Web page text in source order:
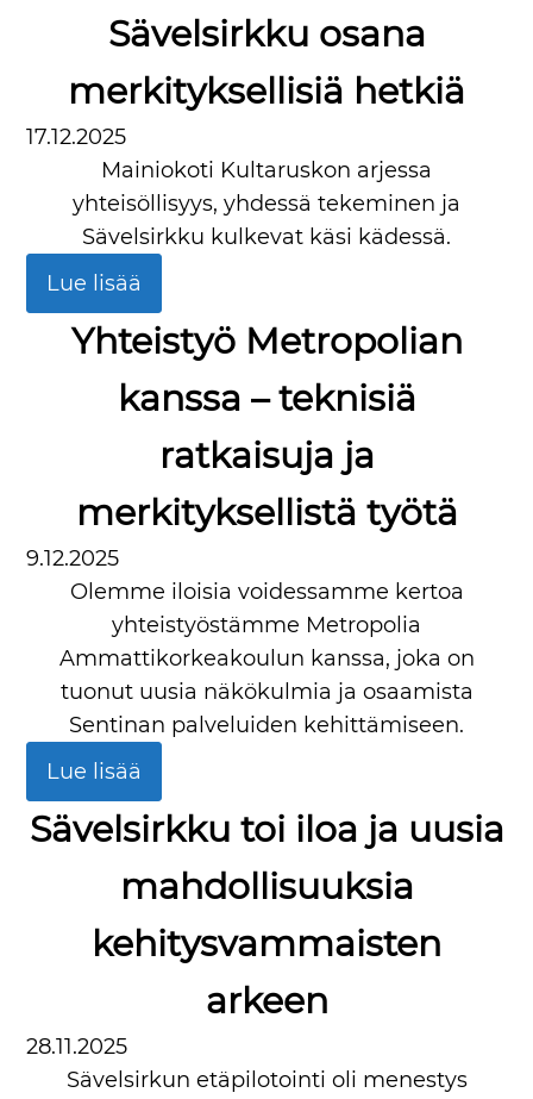
Sävelsirkku osana
merkityksellisiä hetkiä
17.12.2025
Mainiokoti Kultaruskon arjessa
yhteisöllisyys, yhdessä tekeminen ja
Sävelsirkku kulkevat käsi kädessä.
Lue lisää
Yhteistyö Metropolian
kanssa – teknisiä
ratkaisuja ja
merkityksellistä työtä
9.12.2025
Olemme iloisia voidessamme kertoa
yhteistyöstämme Metropolia
Ammattikorkeakoulun kanssa, joka on
tuonut uusia näkökulmia ja osaamista
Sentinan palveluiden kehittämiseen.
Lue lisää
Sävelsirkku toi iloa ja uusia
mahdollisuuksia
kehitysvammaisten
arkeen
28.11.2025
Sävelsirkun etäpilotointi oli menestys